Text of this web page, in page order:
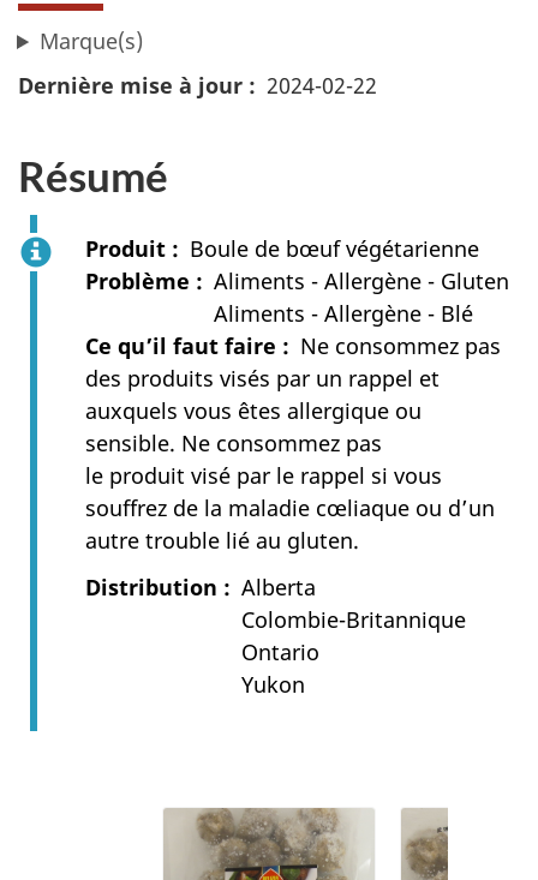
Marque(s)
Dernière mise à jour
2024-02-22
Résumé
Produit
Boule de bœuf végétarienne
Problème
Aliments - Allergène - Gluten
Aliments - Allergène - Blé
Ce qu’il faut faire
Ne consommez pas
des produits visés par un rappel et
auxquels vous êtes allergique ou
sensible. Ne consommez pas
le produit visé par le rappel si vous
souffrez de la maladie cœliaque ou d’un
autre trouble lié au gluten.
Distribution
Alberta
Colombie-Britannique
Ontario
Yukon